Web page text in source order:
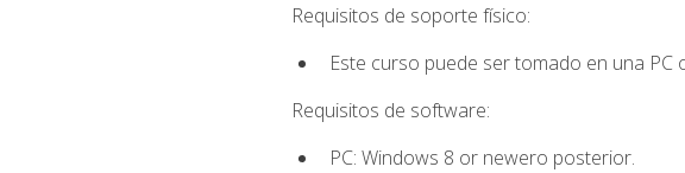
Requisitos de soporte físico:
Este curso puede ser tomado en una PC
Requisitos de software:
PC: Windows 8 or newero posterior.